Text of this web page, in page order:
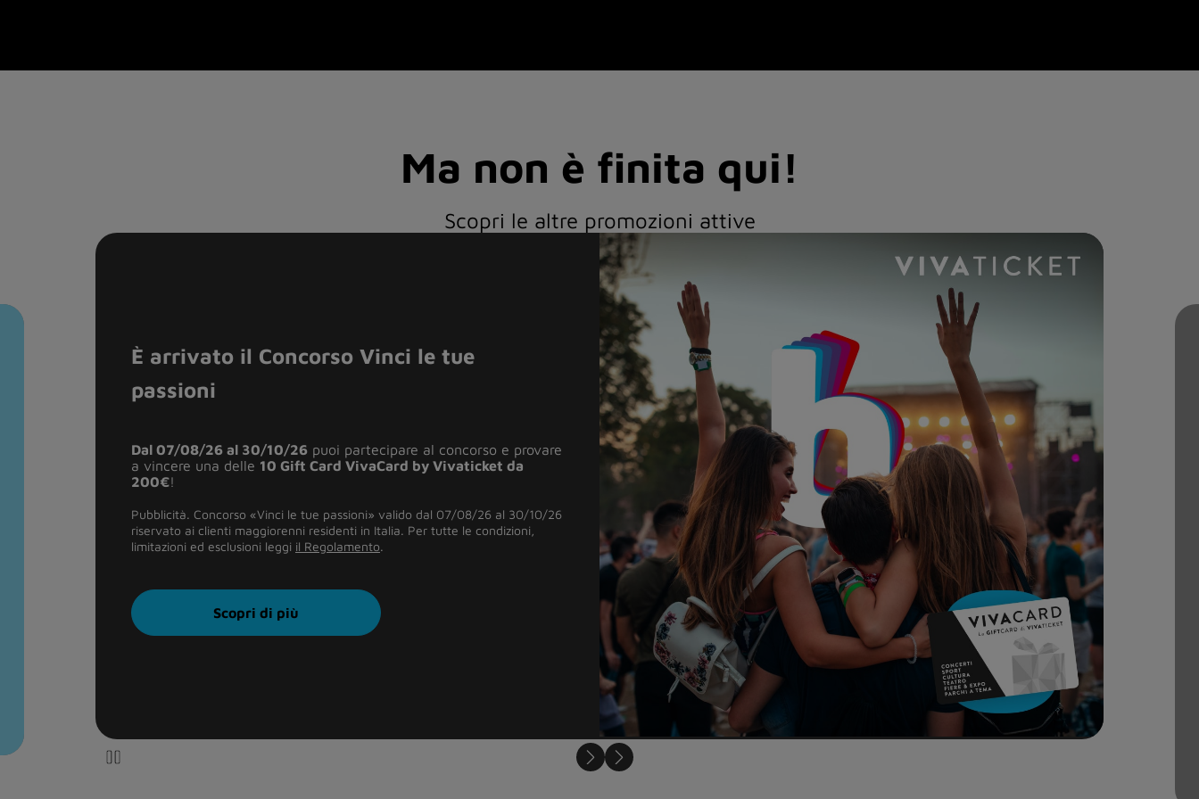
Ma non è finita qui!
Scopri le altre promozioni attive
Conto Genius buddy a canone zero e fino
a 5.000€ di bonus?
Il conto Genius buddy hacanone mensile a 0€ e include:
• SEPA online
• Carta di debitointernazionale MyOne fisica o digitale
Iniziativa “buddy Club 100” – valida dal 20/01/26 al 20/07/26, prorogata
Pause animation